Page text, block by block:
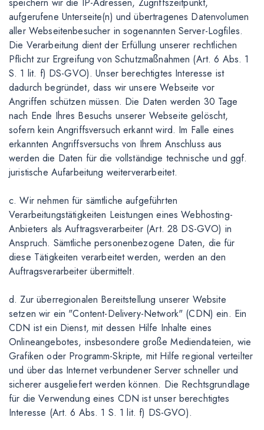
aufgerufene Unterseite(n) und übertragenes Datenvolumen
aller Webseitenbesucher in sogenannten Server-Logfiles.
Die Verarbeitung dient der Erfüllung unserer rechtlichen
Pflicht zur Ergreifung von Schutzmaßnahmen (Art. 6 Abs. 1
S. 1 lit. f) DS-GVO). Unser berechtigtes Interesse ist
dadurch begründet, dass wir unsere Webseite vor
Angriffen schützen müssen. Die Daten werden 30 Tage
nach Ende Ihres Besuchs unserer Webseite gelöscht,
sofern kein Angriffsversuch erkannt wird. Im Falle eines
erkannten Angriffsversuchs von Ihrem Anschluss aus
werden die Daten für die vollständige technische und ggf.
juristische Aufarbeitung weiterverarbeitet.
c. Wir nehmen für sämtliche aufgeführten
Verarbeitungstätigkeiten Leistungen eines Webhosting-
Anbieters als Auftragsverarbeiter (Art. 28 DS-GVO) in
Anspruch. Sämtliche personenbezogene Daten, die für
diese Tätigkeiten verarbeitet werden, werden an den
Auftragsverarbeiter übermittelt.
d. Zur überregionalen Bereitstellung unserer Website
setzen wir ein "Content-Delivery-Network" (CDN) ein. Ein
CDN ist ein Dienst, mit dessen Hilfe Inhalte eines
Onlineangebotes, insbesondere große Mediendateien, wie
Grafiken oder Programm-Skripte, mit Hilfe regional verteilter
und über das Internet verbundener Server schneller und
sicherer ausgeliefert werden können. Die Rechtsgrundlage
für die Verwendung eines CDN ist unser berechtigtes
Interesse (Art. 6 Abs. 1 S. 1 lit. f) DS-GVO).